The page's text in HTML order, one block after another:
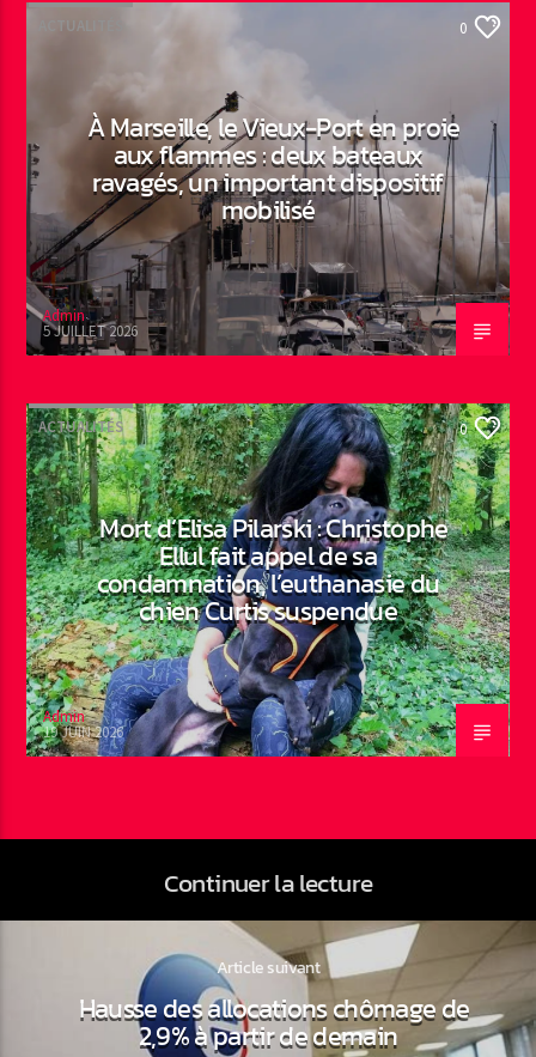
ACTUALITÉS 0
À Marseille, le Vieux-Port en proie
aux flammes : deux bateaux
ravagés, un important dispositif
mobilisé
Admin
5 JUILLET 2026
ACTUALITÉS 0
Mort d’Elisa Pilarski : Christophe
Ellul fait appel de sa
condamnation, l’euthanasie du
chien Curtis suspendue
Admin
19 JUIN 2026
Continuer la lecture
Article suivant
Hausse des allocations chômage de
2,9% à partir de demain